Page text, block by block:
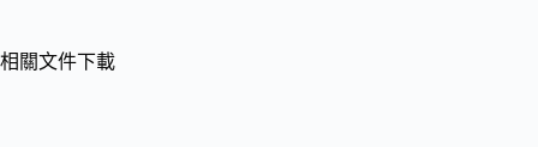
相關文件下載